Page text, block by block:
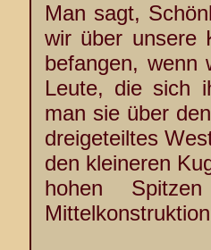
Man sagt,
wir über unsere
befangen, wenn
Leute, die sich
man sie über
dreigeteiltes
den kleineren
hohen